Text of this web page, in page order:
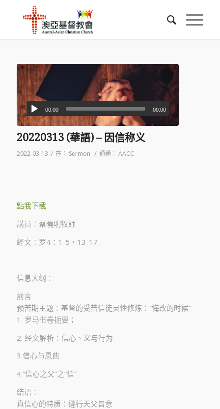
00:00 00:00
20220313 (華語) – 因信称义
2022-03-13 / 在： Sermon / 通過： AACC
點我下載
講員：蔡曉明牧師
經文：罗4：1-5，13-17
信息大纲：
前言
预苦期主题：基督的受苦信徒灵性修炼：“悔改的时候”
1. 罗马书卷扼要；
2. 经文解析：信心、义与行为
3.信心与恩典
4.“信心之父”之“信”
结语：
真信心的特质：遵行天父旨意